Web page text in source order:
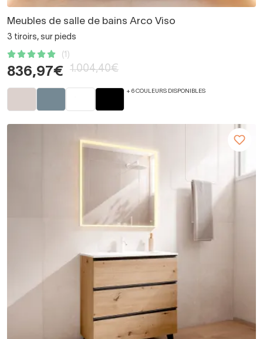
Meubles de salle de bains Arco Viso
3 tiroirs, sur pieds
(1)
836,97€ 1.004,40€
+ 6 COULEURS DISPONIBLES